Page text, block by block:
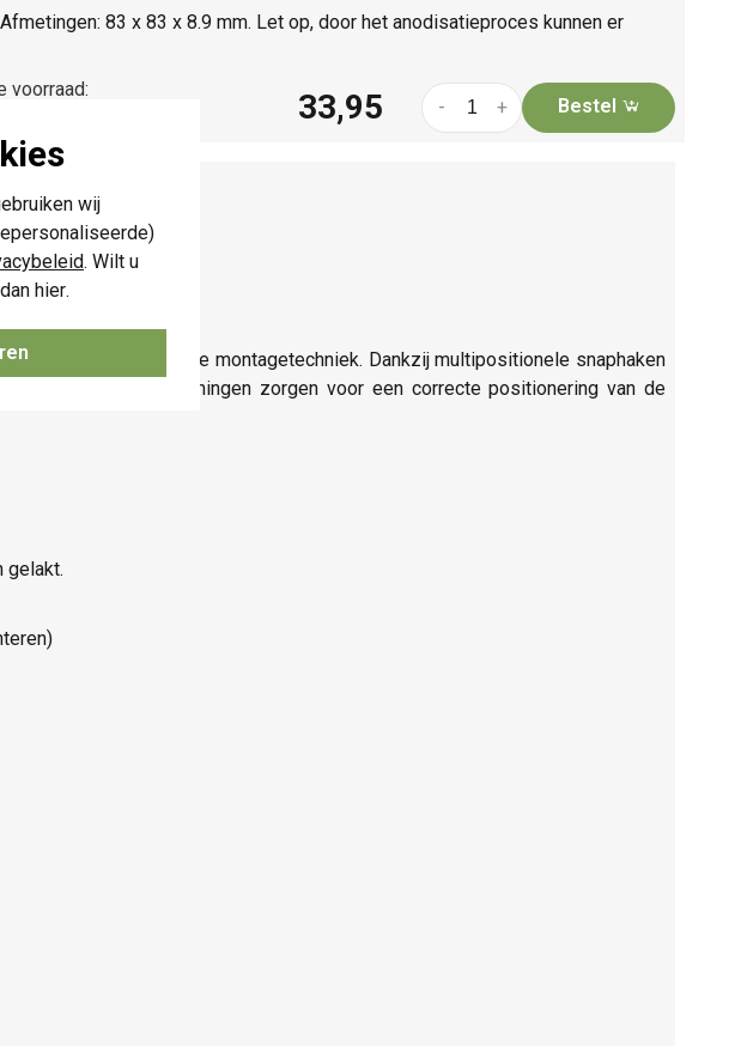
wij
. Wilt u
hier.
83 x 83 x 8.9 mm. Let op, door het anodisatieproces kunnen er
voorraad:
33,95 +
- Bestel
boord met slimme montagetechniek. Dankzij multipositionele snaphaken
Ronde openingen zorgen voor een correcte positionering van de
gelakt.